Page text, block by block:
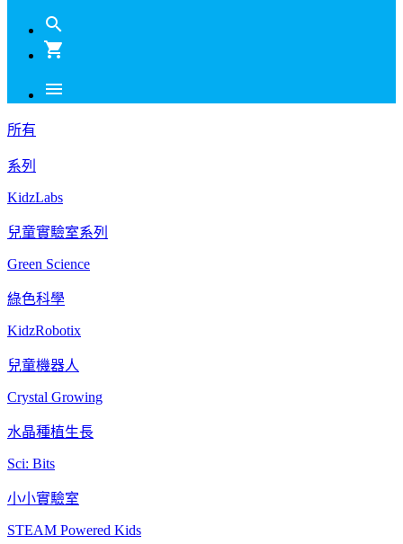
search
shopping_cart
menu
所有
系列
KidzLabs
兒童實驗室系列
Green Science
綠色科學
KidzRobotix
兒童機器人
Crystal Growing
水晶種植生長
Sci: Bits
小小實驗室
STEAM Powered Kids